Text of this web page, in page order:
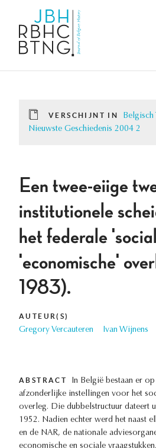
VERSCHIJNT IN
Nieuwste Geschiedenis 2004 2
Een twee-eiige
institutionele
het federale
'economische'
1983).
AUTEUR(S)
Gregory Vercauteren Ivan Wijnens
ABSTRACT
In België bestaan er
afzonderlijke instellingen voor het
overleg. Die dubbelstructuur dateert
1952. Nadien echter werd het naast
en de NAR, de nationale